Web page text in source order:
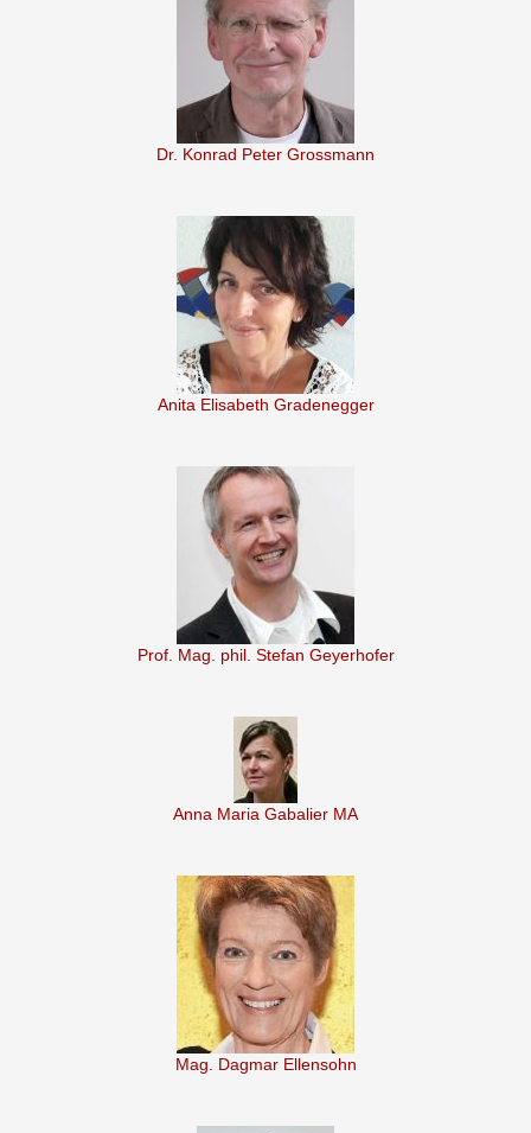
Dr. Konrad Peter Grossmann
Anita Elisabeth Gradenegger
Prof. Mag. phil. Stefan Geyerhofer
Anna Maria Gabalier MA
Mag. Dagmar Ellensohn